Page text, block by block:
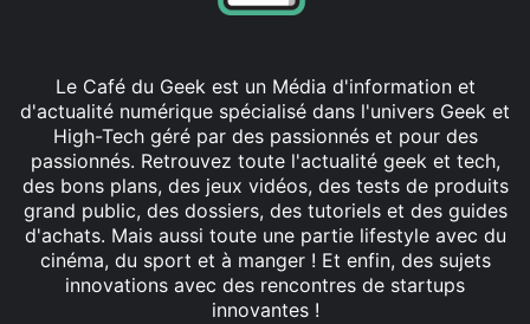
Le Café du Geek est un Média d'information et
d'actualité numérique spécialisé dans l'univers Geek et
High-Tech géré par des passionnés et pour des
passionnés. Retrouvez toute l'actualité geek et tech,
des bons plans, des jeux vidéos, des tests de produits
grand public, des dossiers, des tutoriels et des guides
d'achats. Mais aussi toute une partie lifestyle avec du
cinéma, du sport et à manger ! Et enfin, des sujets
innovations avec des rencontres de startups
innovantes !